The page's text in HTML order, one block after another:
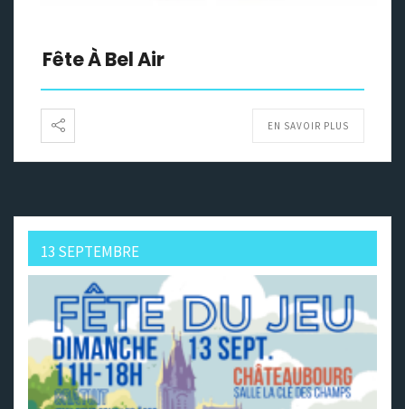
Fête À Bel Air
EN SAVOIR PLUS
13 SEPTEMBRE